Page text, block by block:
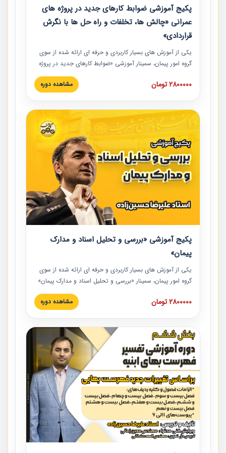
پکیج آموزشی ضوابط کارهای جدید در پروژه های
عمرانی «چالش ها، تخلفات و راه حل ها با نگرش
قراردادی»
یکی از آموزش‏‏‏‏‏‏ های بسیار کاربردی و حرفه‏ ای ارائه شده از سوی
گروه امور پیمان، سمینار آموزشی «ضوابط کارهای جدید در پروژه
های عمرانی» چالش ها، تخلفات و راه حل ها با نگرش قراردادی
است که در محل سندیکای شرکت های ساختمانی کشور ارائه شد.
مدارک پیمان به همراه تجربیات عملی ارائه شده است.
2800000 تومان مشاهده دوره
پکیج آموزشی «بررسی و تحلیل اسناد و مدارک
پیمان»
یکی از آموزش‏‏‏‏‏‏ های بسیار کاربردی و حرفه‏ ای ارائه شده از سوی
گروه امور پیمان، سمینار «بررسی و تحلیل اسناد و مدارک پیمان»
است که در دانشگاه صنعتی شریف ارائه شد. در این آموزش
نکات کلیدی مربوط به اسناد و مدارک پیمان، اولویت بندی اسناد
پیمان به همراه تجربیات عملی در این خصوص ارائه شده است.
2800000 تومان مشاهده دوره